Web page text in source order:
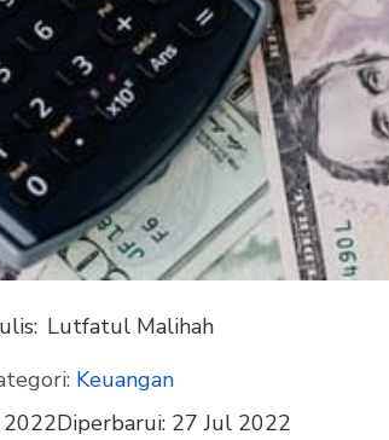
Lutfatul Malihah
Keuangan
Diperbarui: 27 Jul 2022